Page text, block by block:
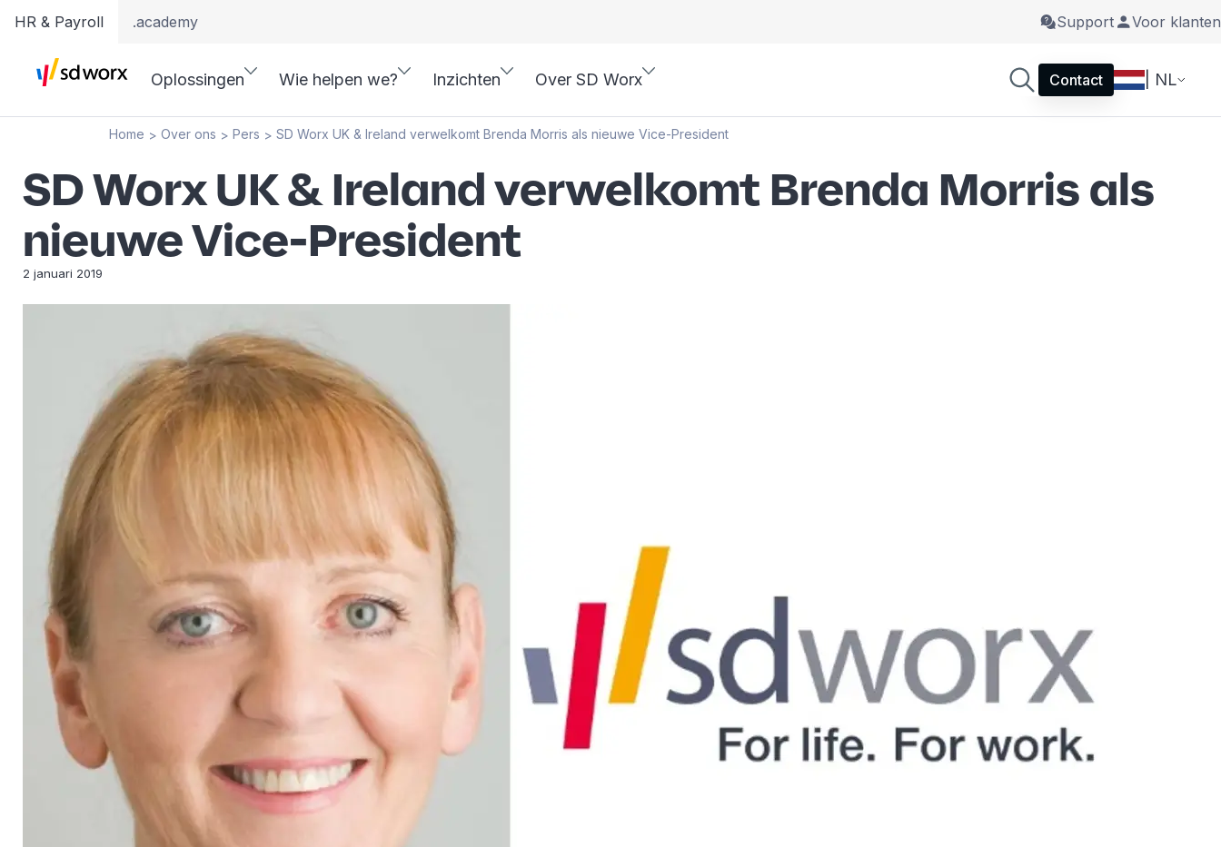
HR & Payroll .academy Support Voor klanten
Oplossingen Wie helpen we? Inzichten Over SD Worx Contact | NL
Home > Over ons > Pers > SD Worx UK & Ireland verwelkomt Brenda Morris als nieuwe Vice-President
SD Worx UK & Ireland verwelkomt Brenda Morris als
nieuwe Vice-President
2 januari 2019